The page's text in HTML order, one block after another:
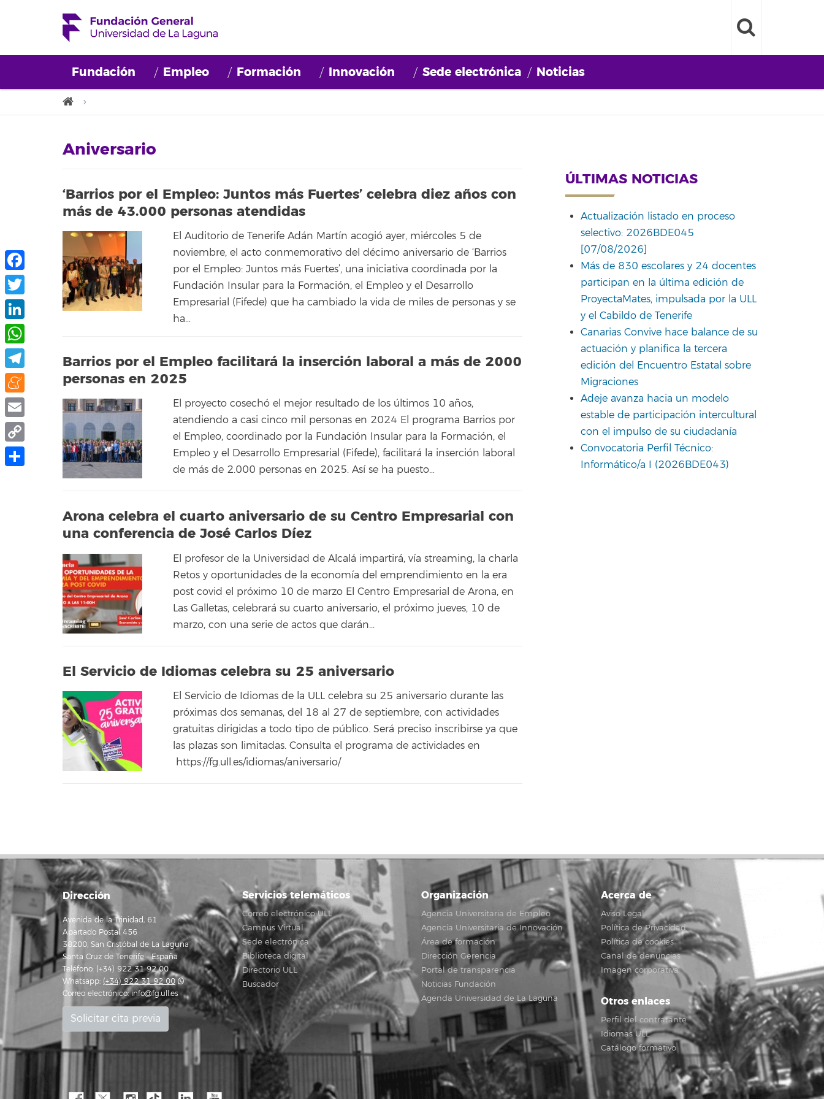
Fundación Empleo Formación Innovación Sede electrónica Noticias
Aniversario
‘Barrios por el Empleo: Juntos más Fuertes’ celebra diez años con
más de 43.000 personas atendidas
El Auditorio de Tenerife Adán Martín acogió ayer, miércoles 5 de
noviembre, el acto conmemorativo del décimo aniversario de ‘Barrios
por el Empleo: Juntos más Fuertes’, una iniciativa coordinada por la
Fundación Insular para la Formación, el Empleo y el Desarrollo
Empresarial (Fifede) que ha cambiado la vida de miles de personas y se
ha…
Barrios por el Empleo facilitará la inserción laboral a más de 2000
personas en 2025
El proyecto cosechó el mejor resultado de los últimos 10 años,
atendiendo a casi cinco mil personas en 2024 El programa Barrios por
el Empleo, coordinado por la Fundación Insular para la Formación, el
Empleo y el Desarrollo Empresarial (Fifede), facilitará la inserción laboral
de más de 2.000 personas en 2025. Así se ha puesto…
Arona celebra el cuarto aniversario de su Centro Empresarial con
una conferencia de José Carlos Díez
El profesor de la Universidad de Alcalá impartirá, vía streaming, la charla
Retos y oportunidades de la economía del emprendimiento en la era
post covid el próximo 10 de marzo El Centro Empresarial de Arona, en
Las Galletas, celebrará su cuarto aniversario, el próximo jueves, 10 de
marzo, con una serie de actos que darán...
El Servicio de Idiomas celebra su 25 aniversario
El Servicio de Idiomas de la ULL celebra su 25 aniversario durante las
próximas dos semanas, del 18 al 27 de septiembre, con actividades
gratuitas dirigidas a todo tipo de público. Será preciso inscribirse ya que
las plazas son limitadas. Consulta el programa de actividades en
https://fg.ull.es/idiomas/aniversario/
ÚLTIMAS NOTICIAS
Actualización listado en proceso
selectivo: 2026BDE045
[07/08/2026]
Más de 830 escolares y 24 docentes
participan en la última edición de
ProyectaMates, impulsada por la ULL
y el Cabildo de Tenerife
Canarias Convive hace balance de su
actuación y planifica la tercera
edición del Encuentro Estatal sobre
Migraciones
Adeje avanza hacia un modelo
estable de participación intercultural
con el impulso de su ciudadanía
Convocatoria Perfil Técnico:
Informático/a I (2026BDE043)
Dirección
Avenida de la Trinidad, 61
Apartado Postal 456
38200, San Cristóbal de La Laguna
Santa Cruz de Tenerife - España
Teléfono: (+34) 922 31 92 00
Whatsapp: (+34) 922 31 92 00
Correo electrónico:info@fg.ull.es
Solicitar cita previa
Servicios telemáticos
Correo electrónico ULL
Campus Virtual
Sede electrónica
Biblioteca digital
Directorio ULL
Buscador
Organización
Agencia Universitaria de Empleo
Agencia Universitaria de Innovación
Área de formación
Dirección Gerencia
Portal de transparencia
Noticias Fundación
Agenda Universidad de La Laguna
Acerca de
Aviso Legal
Política de Privacidad
Política de cookies
Canal de denuncias
Imagen corporativa
Otros enlaces
Perfil del contratante
Idiomas ULL
Catálogo formativo
Facebook
Twitter
LinkedIn
WhatsApp
Telegram
Meneame
Email
Copy